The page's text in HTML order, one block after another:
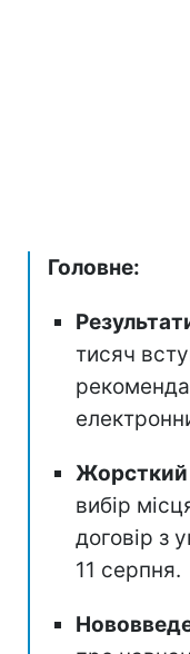
Головне:
тисяч
Жорсткий
вибір
договір з
11 серпня.